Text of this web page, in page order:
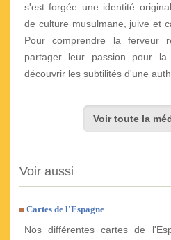
s'est forgée une identité
de culture musulmane, juive et
Pour comprendre la ferveur
partager leur passion pour
découvrir les subtilités d'une
Voir toute la
Voir aussi
Cartes de l'Espagne
Nos différentes cartes de